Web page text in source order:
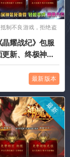
抵制不良游戏，拒绝盗
版游戏
耀战纪》包服
新、终极神
值点、散人好
王（星晶装备、
色玩法邀你来
最新版本
最新